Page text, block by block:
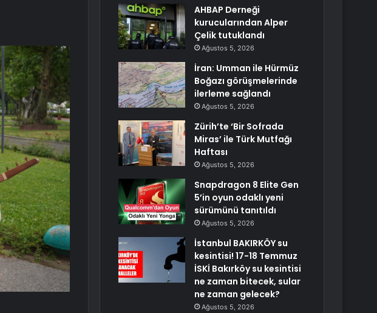
AHBAP Derneği
kurucularından Alper
Çelik tutuklandı
Ağustos 5, 2026
İran: Umman ile Hürmüz
Boğazı görüşmelerinde
ilerleme sağlandı
Ağustos 5, 2026
Zürih’te ‘Bir Sofrada
Miras’ ile Türk Mutfağı
Haftası
Ağustos 5, 2026
Snapdragon 8 Elite Gen
5’in oyun odaklı yeni
sürümünü tanıtıldı
Ağustos 5, 2026
İstanbul BAKIRKÖY su
kesintisi! 17-18 Temmuz
İSKİ Bakırköy su kesintisi
ne zaman bitecek, sular
ne zaman gelecek?
Ağustos 5, 2026